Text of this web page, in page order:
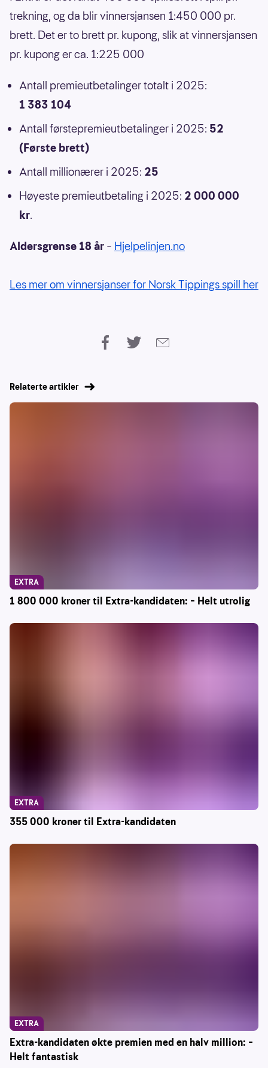
trekning, og da blir vinnersjansen 1:450 000 pr.
brett. Det er to brett pr. kupong, slik at vinnersjansen
pr. kupong er ca. 1:225 000
Antall premieutbetalinger totalt i 2025:
1 383 104
Antall førstepremieutbetalinger i 2025: 52
(Første brett)
Antall millionærer i 2025: 25
Høyeste premieutbetaling i 2025: 2 000 000
kr.
Aldersgrense 18 år – Hjelpelinjen.no
Les mer om vinnersjanser for Norsk Tippings spill her
Relaterte artikler
1 800 000 kroner til Extra-kandidaten: – Helt utrolig
EXTRA
355 000 kroner til Extra-kandidaten
EXTRA
Extra-kandidaten økte premien med en halv million: –
Helt fantastisk
EXTRA